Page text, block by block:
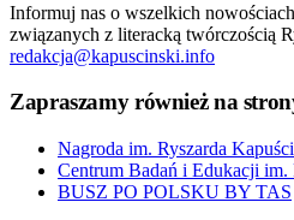
Informuj nas o wszelkich
związanych z literacką twórczością
redakcja@kapuscinski.info
Zapraszamy również na
Nagroda im. Ryszarda
Centrum Badań i Edukacji im.
BUSZ PO POLSKU BY TAS